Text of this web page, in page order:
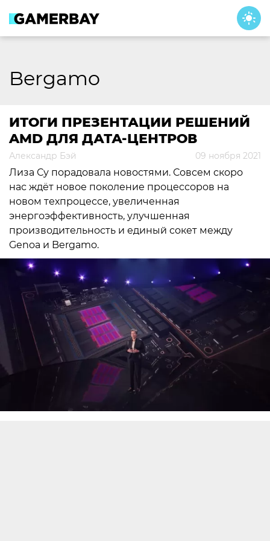
content
Bergamo
ИТОГИ ПРЕЗЕНТАЦИИ РЕШЕНИЙ
AMD ДЛЯ ДАТА-ЦЕНТРОВ
Александр Бэй 09 ноября 2021
Лиза Су порадовала новостями. Совсем скоро
нас ждёт новое поколение процессоров на
новом техпроцессе, увеличенная
энергоэффективность, улучшенная
производительность и единый сокет между
Genoa и Bergamo.